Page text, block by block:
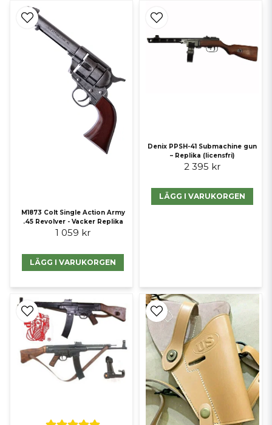
M1873 Colt Single Action Army
.45 Revolver - Vacker Replika
1 059 kr
LÄGG I VARUKORGEN
Denix PPSH-41 Submachine gun
– Replika (licensfri)
2 395 kr
LÄGG I VARUKORGEN